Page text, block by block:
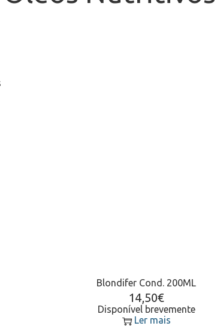
Blondifer Cond. 200ML
14,50€
Disponível brevemente
Ler mais